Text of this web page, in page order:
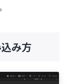
み方